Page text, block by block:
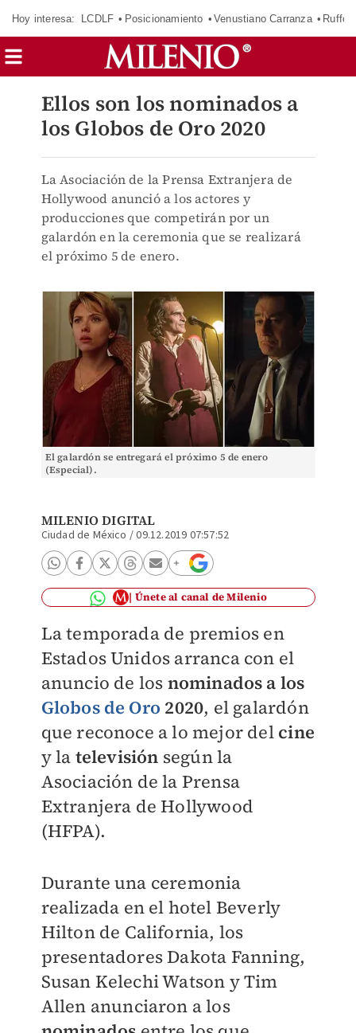
Hoy interesa: LCDLF Posicionamiento Venustiano Carranza Ruffo
Ellos son los nominados a
los Globos de Oro 2020
La Asociación de la Prensa Extranjera de
Hollywood anunció a los actores y
producciones que competirán por un
galardón en la ceremonia que se realizará
el próximo 5 de enero.
El galardón se entregará el próximo 5 de enero
(Especial).
MILENIO DIGITAL
Ciudad de México /09.12.2019 07:57:52
Únete al canal de Milenio
La temporada de premios en
Estados Unidos arranca con el
anuncio de los nominados a los
Globos de Oro 2020, el galardón
que reconoce a lo mejor del cine
y la televisión según la
Asociación de la Prensa
Extranjera de Hollywood
(HFPA).
Durante una ceremonia
realizada en el hotel Beverly
Hilton de California, los
presentadores Dakota Fanning,
Susan Kelechi Watson y Tim
Allen anunciaron a los